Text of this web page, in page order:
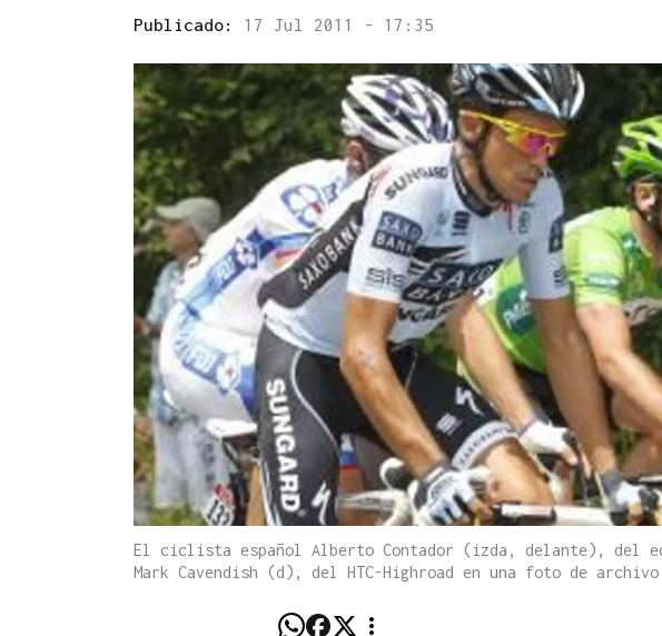
Publicado: 17 Jul 2011 - 17:35
El ciclista español Alberto Contador (izda, delante), del
Mark Cavendish (d), del HTC-Highroad en una foto de